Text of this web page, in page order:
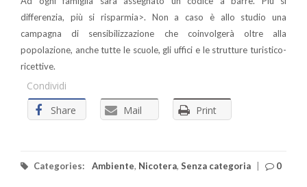
differenzia, più si risparmia>. Non a caso è allo studio una
campagna di sensibilizzazione che coinvolgerà oltre alla
popolazione, anche tutte le scuole, gli uffici e le strutture turistico-
ricettive.
Condividi
Share
Mail Print
Categories: Ambiente, Nicotera, Senza categoria | 0